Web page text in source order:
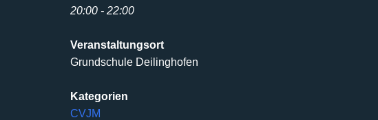
20:00 - 22:00
Veranstaltungsort
Grundschule Deilinghofen
Kategorien
CVJM